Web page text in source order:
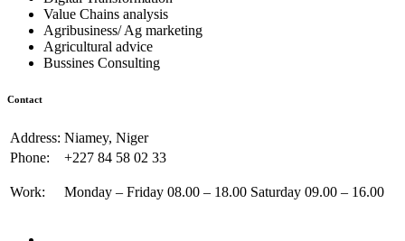
Value Chains analysis
Agribusiness/ Ag marketing
Agricultural advice
Bussines Consulting
Contact
Address: Niamey, Niger
Phone:
+227 84 58 02 33
Work: Monday – Friday 08.00 – 18.00 Saturday 09.00 – 16.00